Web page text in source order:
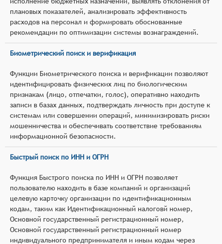
плановых показателей, анализировать эффективность
расходов на персонал и формировать обоснованные
рекомендации по оптимизации системы вознаграждений.
Биометрический поиск и верификация
Функции Биометрического поиска и верификации позволяют
идентифицировать физических лиц по биологическим
признакам (лицо, отпечатки, голос), оперативно находить
записи в базах данных, подтверждать личность при доступе к
системам или совершении операций, минимизировать риски
мошенничества и обеспечивать соответствие требованиям
информационной безопасности.
Быстрый поиск по ИНН и ОГРН
Функция Быстрого поиска по ИНН и ОГРН позволяет
пользователю находить в базе компаний и организаций
целевую карточку организации по идентификационным
кодам, таким как Идентификационный налоговй номер,
Основной государственный регистрационный номер,
Основной государственный регистрационный номер
индивидуального предпринимателя и иным кодам через